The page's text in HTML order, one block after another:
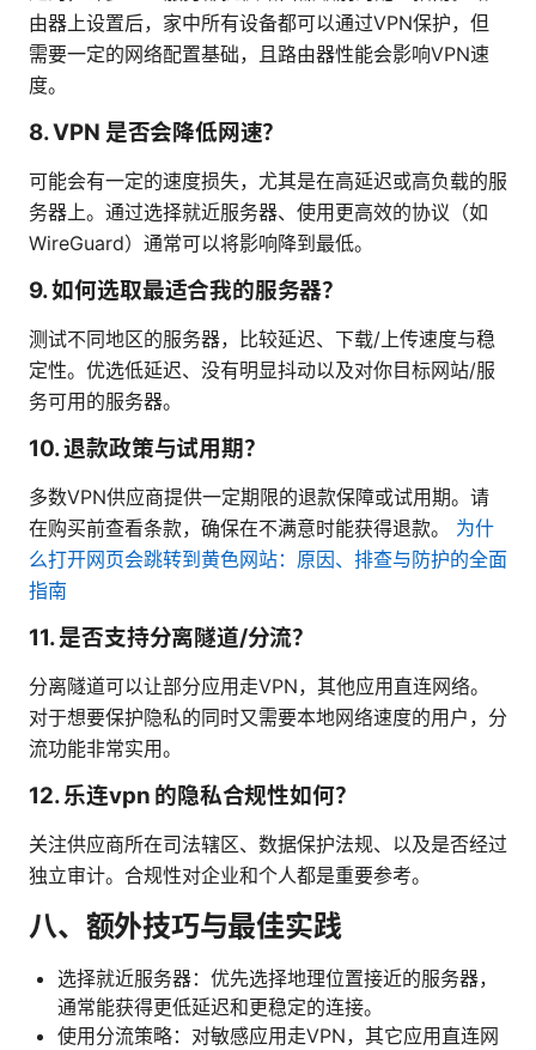
由器上设置后，家中所有设备都可以通过VPN保护，但
需要一定的网络配置基础，且路由器性能会影响VPN速
度。
8. VPN 是否会降低网速？
可能会有一定的速度损失，尤其是在高延迟或高负载的服
务器上。通过选择就近服务器、使用更高效的协议（如
WireGuard）通常可以将影响降到最低。
9. 如何选取最适合我的服务器？
测试不同地区的服务器，比较延迟、下载/上传速度与稳
定性。优选低延迟、没有明显抖动以及对你目标网站/服
务可用的服务器。
10. 退款政策与试用期？
多数VPN供应商提供一定期限的退款保障或试用期。请
在购买前查看条款，确保在不满意时能获得退款。 为什
么打开网页会跳转到黄色网站：原因、排查与防护的全面
指南
11. 是否支持分离隧道/分流？
分离隧道可以让部分应用走VPN，其他应用直连网络。
对于想要保护隐私的同时又需要本地网络速度的用户，分
流功能非常实用。
12. 乐连vpn 的隐私合规性如何？
关注供应商所在司法辖区、数据保护法规、以及是否经过
独立审计。合规性对企业和个人都是重要参考。
八、额外技巧与最佳实践
选择就近服务器：优先选择地理位置接近的服务器，
通常能获得更低延迟和更稳定的连接。
使用分流策略：对敏感应用走VPN，其它应用直连网